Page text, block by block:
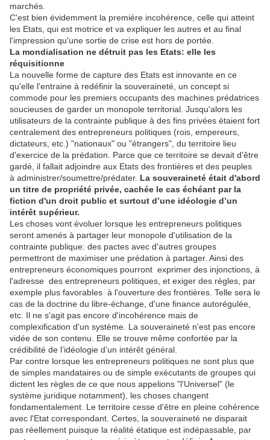
marchés.
C'est bien évidemment la première incohérence, celle qui atteint
les Etats, qui est motrice et va expliquer les autres et au final
l'impression qu'une sortie de crise est hors de portée.
La mondialisation ne détruit pas les Etats: elle les
réquisitionne
La nouvelle forme de capture des Etats est innovante en ce
qu'elle l'entraine à redéfinir la souveraineté, un concept si
commode pour les premiers occupants des machines prédatrices
soucieuses de garder un monopole territorial. Jusqu'alors les
utilisateurs de la contrainte publique à des fins privées étaient fort
centralement des entrepreneurs politiques (rois, empereurs,
dictateurs, etc.) "nationaux" ou "étrangers", du territoire lieu
d'exercice de la prédation. Parce que ce territoire se devait d'être
gardé, il fallait adjoindre aux Etats des frontières et des peuples
à administrer/soumettre/prédater. La souveraineté était d'abord
un titre de propriété privée, cachée le cas échéant par la
fiction d'un droit public et surtout d’une idéologie d’un
intérêt supérieur.
Les choses vont évoluer lorsque les entrepreneurs politiques
seront amenés à partager leur monopole d'utilisation de la
contrainte publique: des pactes avec d'autres groupes
permettront de maximiser une prédation à partager. Ainsi des
entrepreneurs économiques pourront exprimer des injonctions, à
l'adresse des entrepreneurs politiques, et exiger des règles, par
exemple plus favorables à l'ouverture des frontières. Telle sera le
cas de la doctrine du libre-échange, d'une finance autorégulée,
etc. Il ne s'agit pas encore d'incohérence mais de
complexification d'un système. La souveraineté n'est pas encore
vidée de son contenu. Elle se trouve même confortée par la
crédibilité de l’idéologie d’un intérêt général.
Par contre lorsque les entrepreneurs politiques ne sont plus que
de simples mandataires ou de simple exécutants de groupes qui
dictent les règles de ce que nous appelions "l'Universel" (le
système juridique notamment), les choses changent
fondamentalement. Le territoire cesse d'être en pleine cohérence
avec l'Etat correspondant. Certes, la souveraineté ne disparait
pas réellement puisque la réalité étatique est indépassable, par